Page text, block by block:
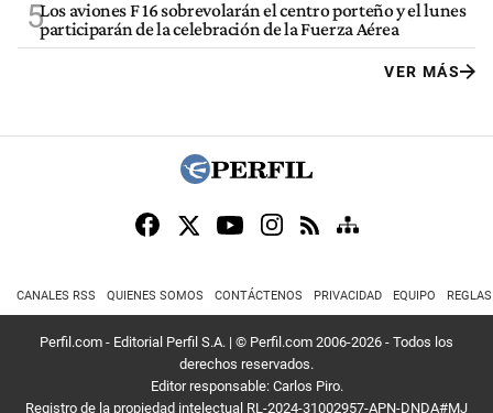
5Los aviones F 16 sobrevolarán el centro porteño y el lunes
participarán de la celebración de la Fuerza Aérea
VER MÁS
CANALES RSS QUIENES SOMOS CONTÁCTENOS PRIVACIDAD EQUIPO
Perfil.com - Editorial Perfil S.A. | © Perfil.com 2006-2026 - Todos los
derechos reservados.
Editor responsable: Carlos Piro.
Registro de la propiedad intelectual RL-2024-31002957-APN-DNDA#MJ